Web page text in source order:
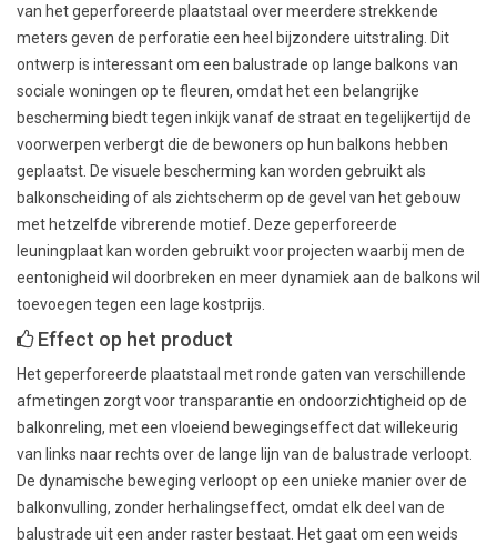
van het geperforeerde plaatstaal over meerdere strekkende
meters geven de perforatie een heel bijzondere uitstraling. Dit
ontwerp is interessant om een balustrade op lange balkons van
sociale woningen op te fleuren, omdat het een belangrijke
bescherming biedt tegen inkijk vanaf de straat en tegelijkertijd de
voorwerpen verbergt die de bewoners op hun balkons hebben
geplaatst. De visuele bescherming kan worden gebruikt als
balkonscheiding of als zichtscherm op de gevel van het gebouw
met hetzelfde vibrerende motief. Deze geperforeerde
leuningplaat kan worden gebruikt voor projecten waarbij men de
eentonigheid wil doorbreken en meer dynamiek aan de balkons wil
toevoegen tegen een lage kostprijs.
Effect op het product
Het geperforeerde plaatstaal met ronde gaten van verschillende
afmetingen zorgt voor transparantie en ondoorzichtigheid op de
balkonreling, met een vloeiend bewegingseffect dat willekeurig
van links naar rechts over de lange lijn van de balustrade verloopt.
De dynamische beweging verloopt op een unieke manier over de
balkonvulling, zonder herhalingseffect, omdat elk deel van de
balustrade uit een ander raster bestaat. Het gaat om een weids